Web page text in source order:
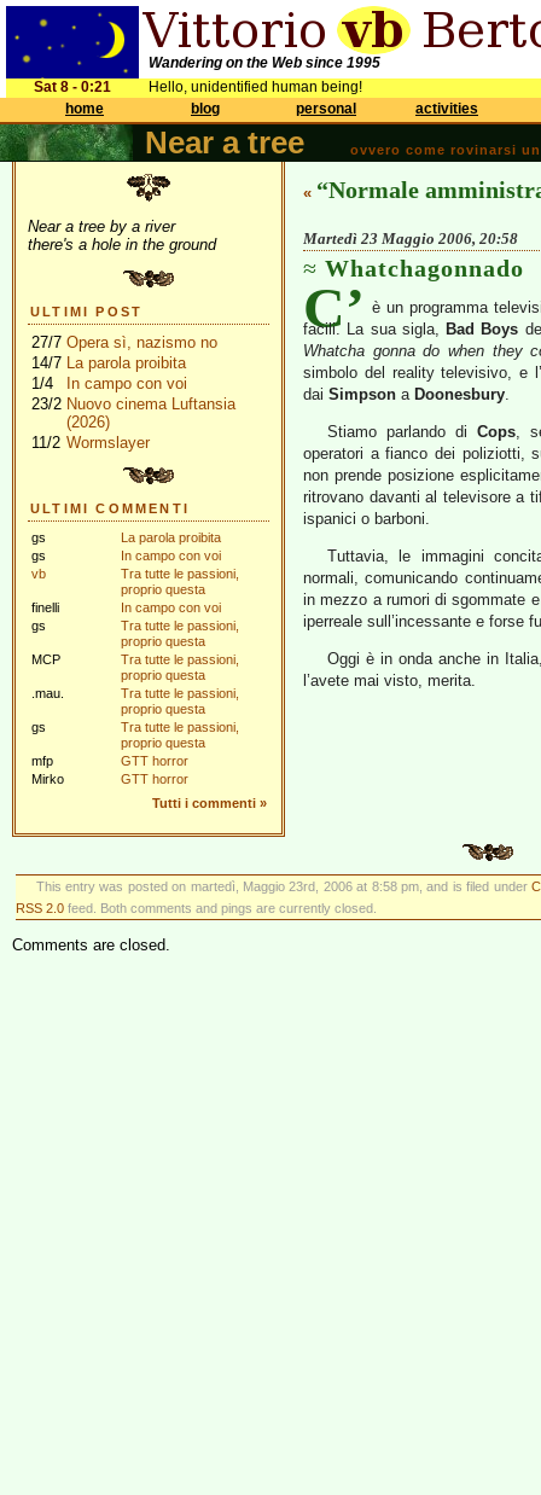
Wandering on the Web since 1995
Sat 8 - 0:21
Hello, unidentified human being!
home
blog personal activities
Near a tree ovvero come rovinarsi
Near a tree by a river
there's a hole in the ground
ULTIMI POST
27/7 Opera sì, nazismo no
14/7 La parola proibita
1/4
In campo con voi
23/2 Nuovo cinema Luftansia
(2026)
11/2 Wormslayer
ULTIMI COMMENTI
gs
La parola proibita
gs
In campo con voi
vb
Tra tutte le passioni,
proprio questa
finelli
In campo con voi
gs
Tra tutte le passioni,
proprio questa
MCP
Tra tutte le passioni,
proprio questa
.mau.
Tra tutte le passioni,
proprio questa
gs
Tra tutte le passioni,
proprio questa
mfp
GTT horror
Mirko
GTT horror
Tutti i commenti »
« “Normale
Martedì 23 Maggio 2006, 20:58
Whatchagonnado
C’ è un programma
facili. La sua sigla, Bad Boys
Whatcha gonna do when they
simbolo del reality televisivo, e
dai Simpson a Doonesbury.
Stiamo parlando di Cops,
operatori a fianco dei poliziotti,
non prende posizione
ritrovano davanti al televisore a
ispanici o barboni.
Tuttavia, le immagini
normali, comunicando
in mezzo a rumori di sgommate
iperreale sull’incessante e forse
Oggi è in onda anche in
l’avete mai visto, merita.
This entry was posted on martedì, Maggio 23rd, 2006 at 8:58 pm, and is filed under
RSS 2.0 feed. Both comments and pings are currently closed.
Comments are closed.